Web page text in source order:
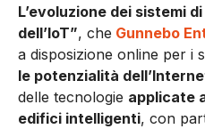
L’evoluzione dei sistemi
dell’IoT”, che Gunnebo
a disposizione online per i
le potenzialità
delle tecnologie applicate
edifici intelligenti, con